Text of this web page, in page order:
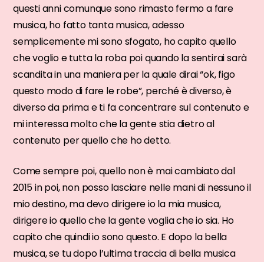
questi anni comunque sono rimasto fermo a fare
musica, ho fatto tanta musica, adesso
semplicemente mi sono sfogato, ho capito quello
che voglio e tutta la roba poi quando la sentirai sarà
scandita in una maniera per la quale dirai “ok, figo
questo modo di fare le robe”, perché è diverso, è
diverso da prima e ti fa concentrare sul contenuto e
mi interessa molto che la gente stia dietro al
contenuto per quello che ho detto.
Come sempre poi, quello non è mai cambiato dal
2015 in poi, non posso lasciare nelle mani di nessuno il
mio destino, ma devo dirigere io la mia musica,
dirigere io quello che la gente voglia che io sia. Ho
capito che quindi io sono questo. E dopo la bella
musica, se tu dopo l’ultima traccia di bella musica